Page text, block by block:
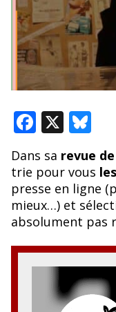
F
e
b
o
o
k
X Bl
u
e
sk
y
Dans sa revue
trie pour vous
presse en ligne
mieux…) et
absolument pas